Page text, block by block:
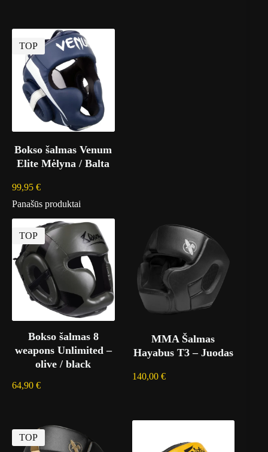
TOP
Bokso šalmas Venum
Elite Mėlyna / Balta
99,95 €
Panašūs produktai
TOP
Bokso šalmas 8
weapons Unlimited –
olive / black
64,90 €
MMA Šalmas
Hayabus T3 – Juodas
140,00 €
TOP